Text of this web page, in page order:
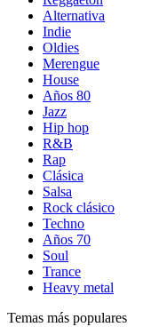
Alternativa
Indie
Oldies
Merengue
House
Años 80
Jazz
Hip hop
R&B
Rap
Clásica
Salsa
Rock clásico
Techno
Años 70
Soul
Trance
Heavy metal
Temas más populares